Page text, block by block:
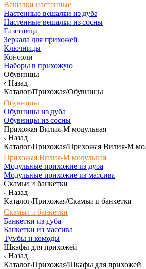
Вешалки настенные
Настенные вешалки из дуба
Настенные вешалки из сосны
Газетница
Зеркала для прихожей
Ключницы
Консоли
Наборы в прихожую
Обувницы
Назад
Каталог/Прихожая/Обувницы
Обувницы
Обувницы из дуба
Обувницы из сосны
Прихожая Вилия-М модульная
Назад
Каталог/Прихожая/Прихожая Вилия-М
Прихожая Вилия-М модульная
Модульные прихожие из дуба
Модульные прихожие из массива
Скамьи и банкетки
Назад
Каталог/Прихожая/Скамьи и банкетки
Скамьи и банкетки
Банкетки из дуба
Банкетки из массива
Тумбы и комоды
Шкафы для прихожей
Назад
Каталог/Прихожая/Шкафы для прихожей